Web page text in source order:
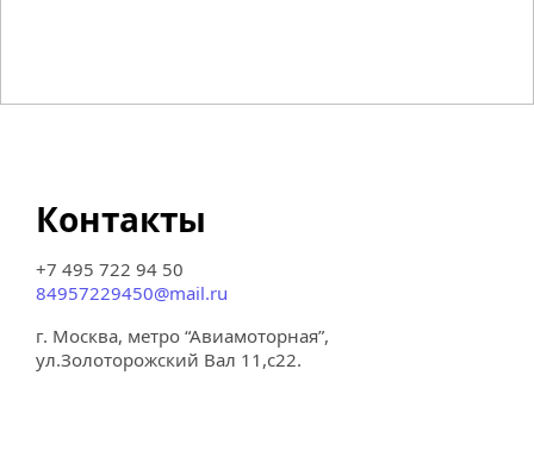
Контакты
+7 495 722 94 50
84957229450@mail.ru
г. Москва, метро “Авиамоторная”,
ул.Золоторожский Вал 11,с22.